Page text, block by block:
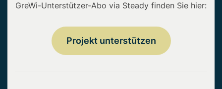
GreWi-Unterstützer-Abo via Steady finden Sie hier:
Projekt unterstützen